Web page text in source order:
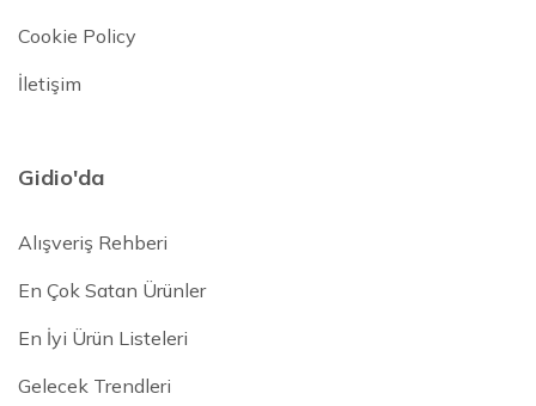
Cookie Policy
İletişim
Gidio'da
Alışveriş Rehberi
En Çok Satan Ürünler
En İyi Ürün Listeleri
Gelecek Trendleri